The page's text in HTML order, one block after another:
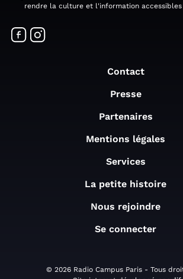
rendre la culture et l'information
Contact
Presse
Partenaires
Mentions légales
Services
La petite histoire
Nous rejoindre
Se connecter
© 2026 Radio Campus Paris - Tous